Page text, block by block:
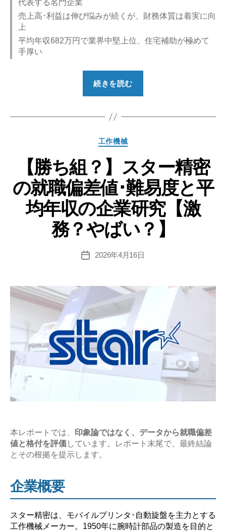
代表する名門企業
売上高･利益は伸び悩みが続くが、財務体質は着実に向
上
平均年収682万円で業界中堅上位、住宅補助が極めて
手厚い
続きを読む
不
の
就
職
偏
差
値･
易
平
収
の
企
務？
や
カ
ー
工作機械
【勝ち組？】スター精密
の就職偏差値･難易度と平
均年収の企業研究【激
務？やばい？】
投
2026年4月16日
本レポートでは、 印象論ではなく、データから就職偏差
値と格付を評価しています。レポート末尾で、最終結論
とその根拠を提示します。
企業概要
スター精密は、モバイルプリンタ･自動旋盤を主力とする
工作機械メーカー。1950年に腕時計部品の製造を目的と